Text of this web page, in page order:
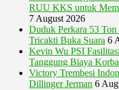
RUU KKS untuk
7 August 2026
Duduk Perkara 53
Tricakti Buka Suara 6
Kevin Wu PSI
Tanggung Biaya
Victory Trembesi
Dillinger Jerman 6